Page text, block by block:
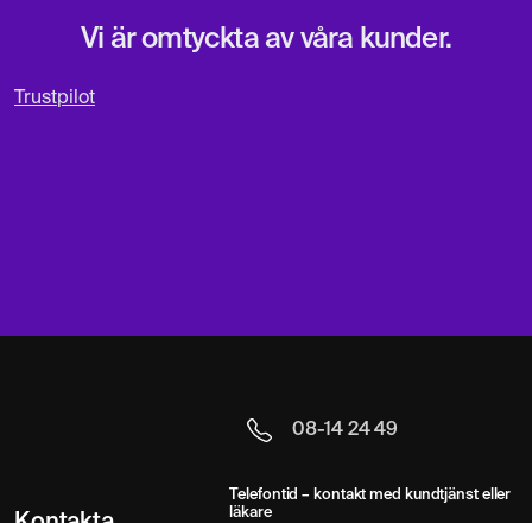
Vi är omtyckta av våra kunder.
Trustpilot
08-14 24 49
Telefontid – kontakt med kundtjänst eller
läkare